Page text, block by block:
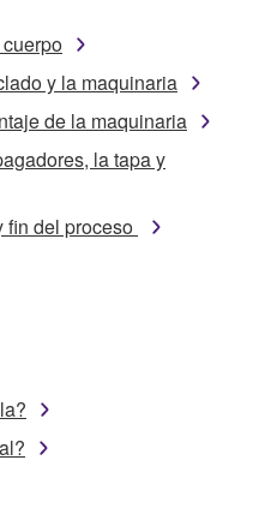
y la maquinaria
de la maquinaria
la tapa y
fin del proceso